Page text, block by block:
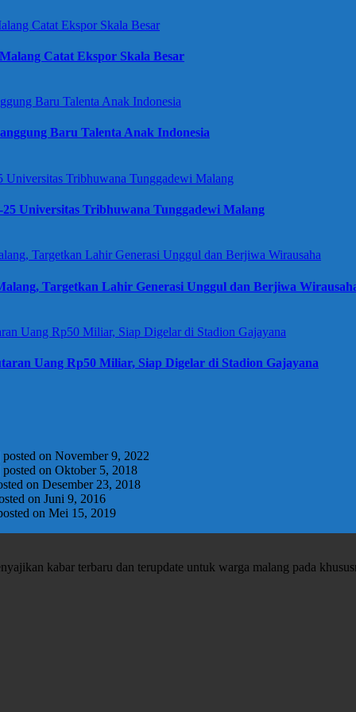
Catat Ekspor Skala Besar
Baru Talenta Anak Indonesia
Universitas Tribhuwana Tunggadewi Malang
Targetkan Lahir Generasi Unggul dan Berjiwa
Uang Rp50 Miliar, Siap Digelar di Stadion Gajayana
posted on November 9, 2022
posted on Oktober 5, 2018
on Desember 23, 2018
on Juni 9, 2016
on Mei 15, 2019
kabar terbaru dan terupdate untuk warga malang pada